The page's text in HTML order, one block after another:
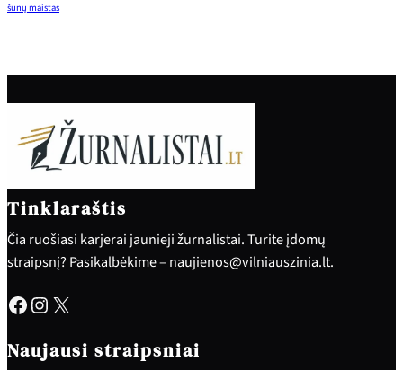
šunų maistas
Tinklaraštis
Čia ruošiasi karjerai jaunieji žurnalistai. Turite įdomų
straipsnį? Pasikalbėkime – naujienos@vilniauszinia.lt.
Facebook Instagram X
Naujausi straipsniai